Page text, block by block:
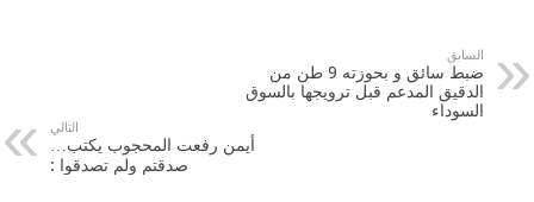
السابق
ضبط سائق و بحوزته 9 طن من
الدقيق المدعم قبل ترويجها بالسوق
السوداء
التالي
أيمن رفعت المحجوب يكتب…
صدقتم ولم تصدقوا :